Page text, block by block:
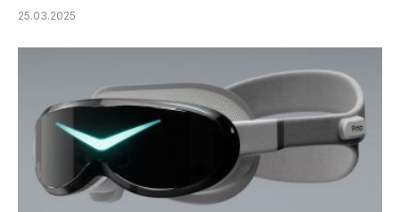
25.03.2025